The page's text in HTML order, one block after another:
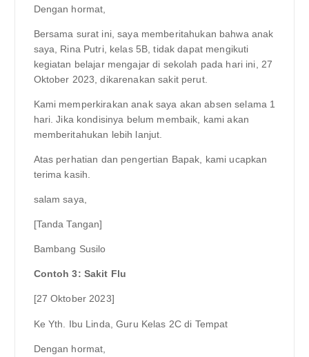
Dengan hormat,
Bersama surat ini, saya memberitahukan bahwa anak
saya, Rina Putri, kelas 5B, tidak dapat mengikuti
kegiatan belajar mengajar di sekolah pada hari ini, 27
Oktober 2023, dikarenakan sakit perut.
Kami memperkirakan anak saya akan absen selama 1
hari. Jika kondisinya belum membaik, kami akan
memberitahukan lebih lanjut.
Atas perhatian dan pengertian Bapak, kami ucapkan
terima kasih.
salam saya,
[Tanda Tangan]
Bambang Susilo
Contoh 3: Sakit Flu
[27 Oktober 2023]
Ke Yth. Ibu Linda, Guru Kelas 2C di Tempat
Dengan hormat,